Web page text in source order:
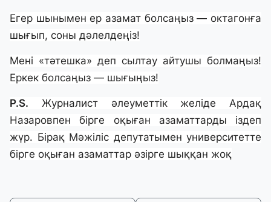
Егер шынымен ер азамат болсаңыз — октагонға
шығып, соны дәлелдеңіз!
Мені «тәтешка» деп сылтау айтушы болмаңыз!
Еркек болсаңыз — шығыңыз!
P.S. Журналист әлеуметтік желіде Ардақ
Назаровпен бірге оқыған азаматтарды іздеп
жүр. Бірақ Мәжіліс депутатымен университетте
бірге оқыған азаматтар әзірге шыққан жоқ